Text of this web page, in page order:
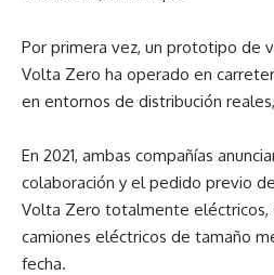
Por primera vez, un prototipo de
Volta Zero ha operado en
en entornos de distribución
En 2021, ambas compañías
colaboración y el pedido previo
Volta Zero totalmente eléctricos,
camiones eléctricos de tamaño
fecha.